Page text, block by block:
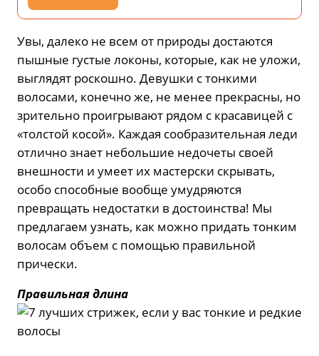
Увы, далеко не всем от природы достаются
пышные густые локоны, которые, как не уложи,
выглядят роскошно. Девушки с тонкими
волосами, конечно же, не менее прекрасны, но
зрительно проигрывают рядом с красавицей с
«толстой косой». Каждая сообразительная леди
отлично знает небольшие недочеты своей
внешности и умеет их мастерски скрывать,
особо способные вообще умудряются
превращать недостатки в достоинства! Мы
предлагаем узнать, как можно придать тонким
волосам объем с помощью правильной
прически.
Правильная длина